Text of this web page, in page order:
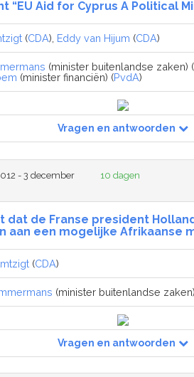
“EU Aid for Cyprus A Political
(CDA), Eddy van Hijum (CDA)
(minister buitenlandse zaken) (
(minister financiën) (PvdA)
Vragen en antwoorden
- 3 december
10 dagen
dat de Franse president
aan een mogelijke Afrikaanse
(CDA)
(minister buitenlandse
Vragen en antwoorden